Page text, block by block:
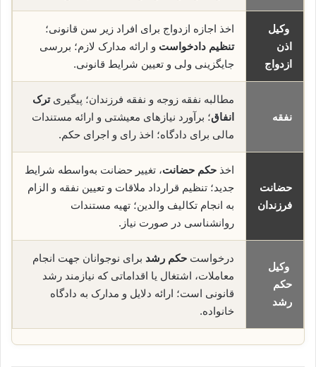
وکیل
اذن
ازدواج
اخذ اجازه ازدواج برای افراد زیر سن قانونی؛
تنظیم دادخواست و ارائه مدارک لازم؛ بررسی
جایگزینی ولی و تعیین شرایط قانونی.
نفقه
مطالبه نفقه زوجه و نفقه فرزندان؛ پیگیریترک
انفاق؛ برآورد نیازهای معیشتی و ارائه مستندات
مالی برای دادگاه؛ اخذ رای و اجرای حکم.
حضانت
فرزندان
اخذ حکم حضانت، تغییر حضانت به‌واسطه شرایط
جدید؛ تنظیم قرارداد ملاقات و تعیین نفقه و الزام
به انجام تکالیف والدین؛ تهیه مستندات
روانشناسی در صورت نیاز.
وکیل
حکم
رشد
درخواست حکم رشد برای نوجوانان جهت انجام
معاملات، اشتغال یا اقداماتی که نیازمند رشد
قانونی است؛ ارائه دلایل و مدارک به دادگاه
خانواده.